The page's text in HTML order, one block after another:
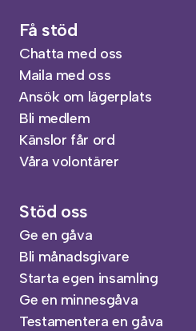
Få stöd
Chatta med oss
Maila med oss
Ansök om lägerplats
Bli medlem
Känslor får ord
Våra volontärer
Stöd oss
Ge en gåva
Bli månadsgivare
Starta egen insamling
Ge en minnesgåva
Testamentera en gåva